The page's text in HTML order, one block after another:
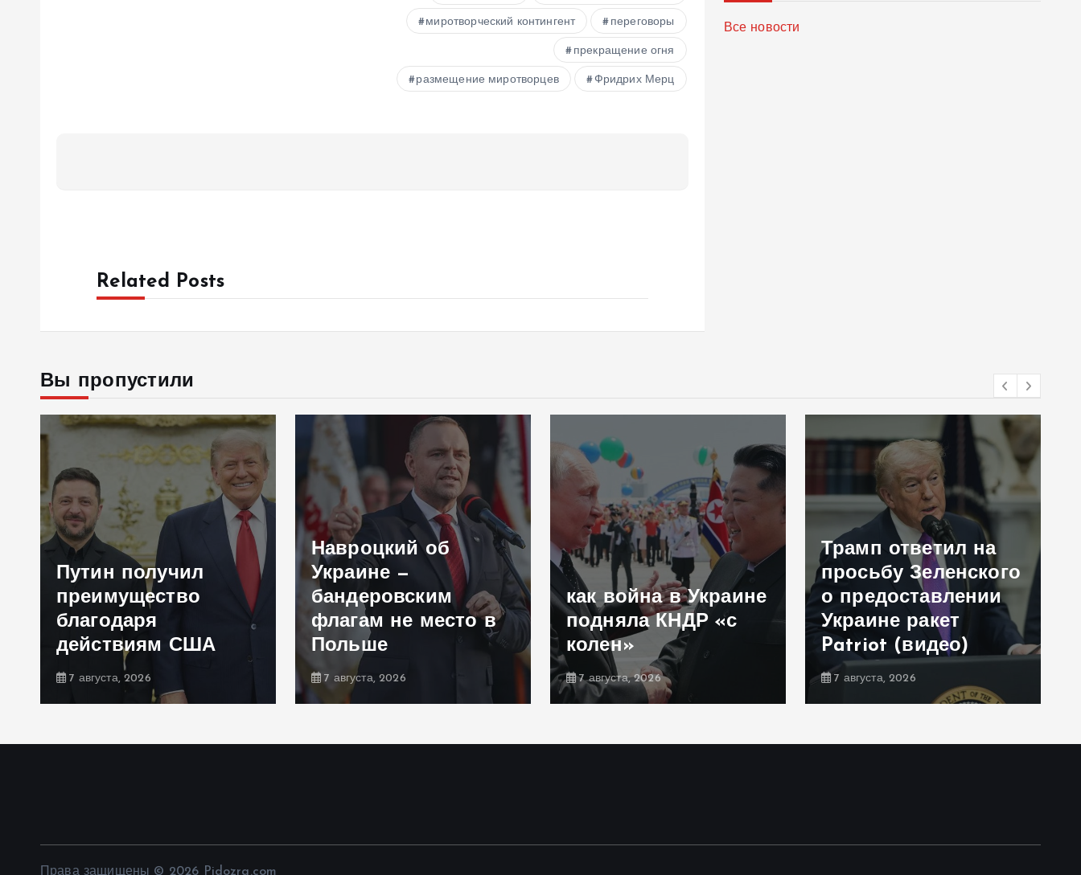
миротворческий контингент переговоры
прекращение огня
размещение миротворцев Фридрих Мерц
Related Posts
Все новости
Вы пропустили
Путин получил
преимущество
благодаря
действиям США
7 августа, 2026
Навроцкий об
Украине —
бандеровским
флагам не место в
Польше
7 августа, 2026
как война в Украине
подняла КНДР «с
колен»
7 августа, 2026
Трамп ответил на
просьбу Зеленского
о предоставлении
Украине ракет
Patriot (видео)
7 августа, 2026
Права защищены © 2026 Pidozra.com